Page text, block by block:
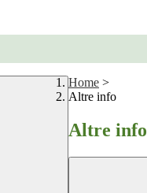
Home >
Altre info
Altre info